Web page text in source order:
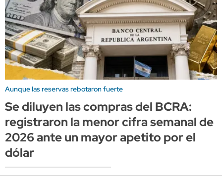
Aunque las reservas rebotaron fuerte
Se diluyen las compras del BCRA:
registraron la menor cifra semanal de
2026 ante un mayor apetito por el
dólar